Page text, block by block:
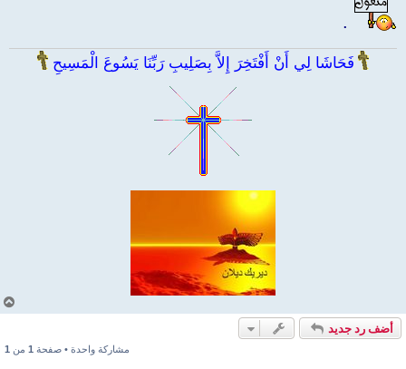
.
فَحَاشَا لِي أَنْ أَفْتَخِرَ إِلاَّ بِصَلِيبِ رَبِّنَا يَسُوعَ الْمَسِيحِ
أضف رد جديد
مشاركة واحدة • صفحة 1 من 1